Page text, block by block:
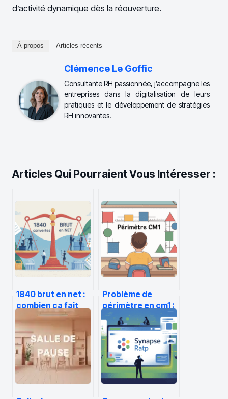
d’activité dynamique dès la réouverture.
À propos Articles récents
Clémence Le Goffic
Consultante RH passionnée, j’accompagne les
entreprises dans la digitalisation de leurs
pratiques et le développement de stratégies
RH innovantes.
Articles Qui Pourraient Vous Intéresser :
1840 brut en net :
combien ça fait
réellement sur
votre fiche de paie
?
Problème de
périmètre en cm1 :
comment lever les
blocages en
géométrie